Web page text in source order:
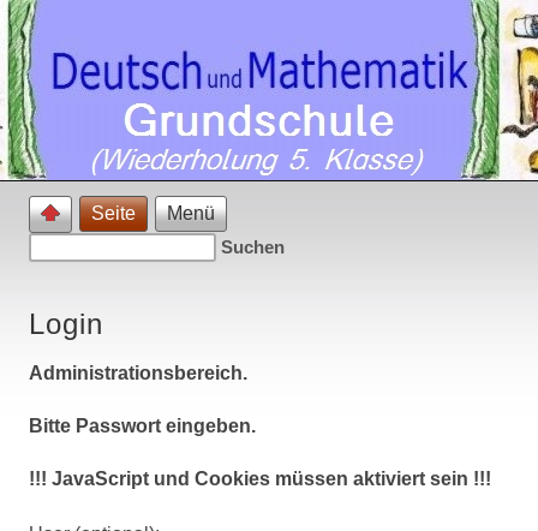
Seite Menü
Login
Administrationsbereich.
Bitte Passwort eingeben.
!!! JavaScript und Cookies müssen aktiviert sein !!!